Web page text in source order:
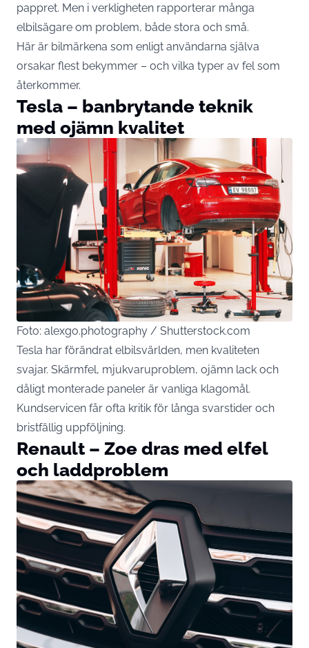
pappret. Men i verkligheten rapporterar många
elbilsägare om problem, både stora och små.
Här är bilmärkena som enligt användarna själva
orsakar flest bekymmer – och vilka typer av fel som
återkommer.
Tesla – banbrytande teknik
med ojämn kvalitet
Foto: alexgo.photography / Shutterstock.com
Tesla har förändrat elbilsvärlden, men kvaliteten
svajar. Skärmfel, mjukvaruproblem, ojämn lack och
dåligt monterade paneler är vanliga klagomål.
Kundservicen får ofta kritik för långa svarstider och
bristfällig uppföljning.
Renault – Zoe dras med elfel
och laddproblem